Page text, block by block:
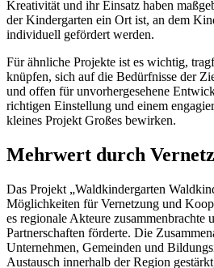
Kreativität und ihr Einsatz haben
der Kindergarten ein Ort ist, an dem
individuell gefördert werden.
Für ähnliche Projekte ist es wichtig,
knüpfen, sich auf die Bedürfnisse der
und offen für unvorhergesehene
richtigen Einstellung und einem
kleines Projekt Großes bewirken.
Mehrwert durch
Das Projekt „Waldkindergarten
Möglichkeiten für Vernetzung und
es regionale Akteure zusammenbrachte
Partnerschaften förderte. Die
Unternehmen, Gemeinden und
Austausch innerhalb der Region